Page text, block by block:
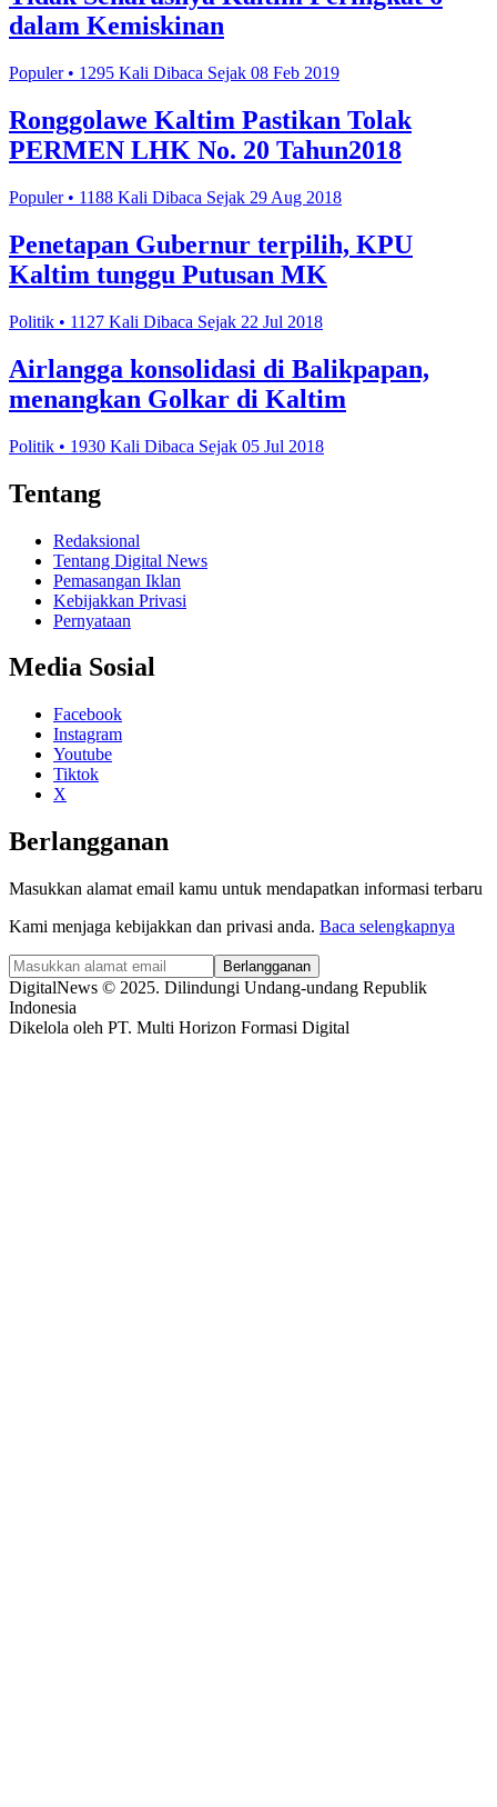
dalam Kemiskinan
Populer • 1295 Kali Dibaca Sejak 08 Feb 2019
Ronggolawe Kaltim Pastikan Tolak
PERMEN LHK No. 20 Tahun2018
Populer • 1188 Kali Dibaca Sejak 29 Aug 2018
Penetapan Gubernur terpilih, KPU
Kaltim tunggu Putusan MK
Politik • 1127 Kali Dibaca Sejak 22 Jul 2018
Airlangga konsolidasi di Balikpapan,
menangkan Golkar di Kaltim
Politik • 1930 Kali Dibaca Sejak 05 Jul 2018
Tentang
Redaksional
Tentang Digital News
Pemasangan Iklan
Kebijakkan Privasi
Pernyataan
Media Sosial
Facebook
Instagram
Youtube
Tiktok
X
Berlangganan
Masukkan alamat email kamu untuk mendapatkan informasi terbaru
Kami menjaga kebijakkan dan privasi anda. Baca selengkapnya
Berlangganan
DigitalNews © 2025. Dilindungi Undang-undang Republik
Indonesia
Dikelola oleh PT. Multi Horizon Formasi Digital